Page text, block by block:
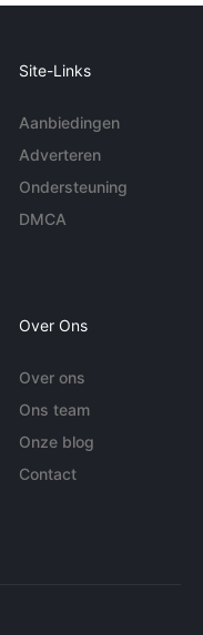
Site-Links
Aanbiedingen
Adverteren
Ondersteuning
DMCA
Over Ons
Over ons
Ons team
Onze blog
Contact